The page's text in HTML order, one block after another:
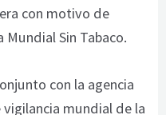
con motivo de
Mundial Sin Tabaco.
con la agencia
mundial de la